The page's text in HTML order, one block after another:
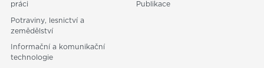
práci
Potraviny, lesnictví a
zemědělství
Informační a komunikační
technologie
Publikace